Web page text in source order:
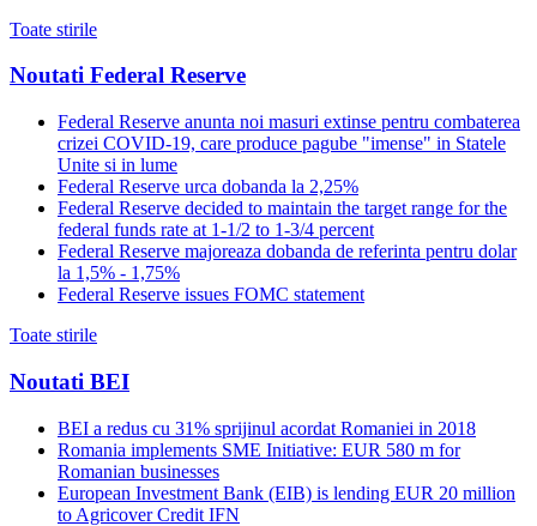
Toate stirile
Noutati Federal Reserve
Federal Reserve anunta noi masuri extinse pentru combaterea
crizei COVID-19, care produce pagube "imense" in Statele
Unite si in lume
Federal Reserve urca dobanda la 2,25%
Federal Reserve decided to maintain the target range for the
federal funds rate at 1-1/2 to 1-3/4 percent
Federal Reserve majoreaza dobanda de referinta pentru dolar
la 1,5% - 1,75%
Federal Reserve issues FOMC statement
Toate stirile
Noutati BEI
BEI a redus cu 31% sprijinul acordat Romaniei in 2018
Romania implements SME Initiative: EUR 580 m for
Romanian businesses
European Investment Bank (EIB) is lending EUR 20 million
to Agricover Credit IFN